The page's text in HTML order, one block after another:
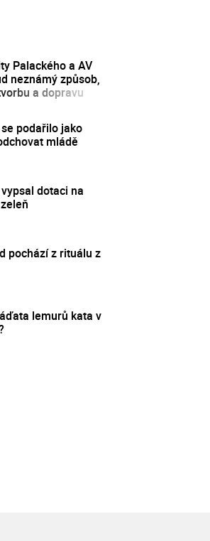
Palackého a AV
neznámý způsob,
a dopravu
podařilo jako
mládě
dotaci na
pochází z rituálu z
lemurů kata v